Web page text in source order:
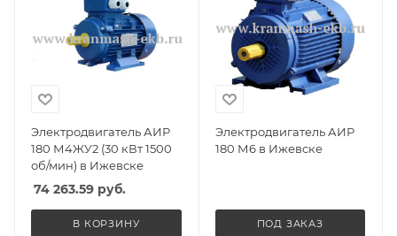
Электродвигатель АИР
180 М4ЖУ2 (30 кВт 1500
об/мин) в Ижевске
74 263.59 руб.
В КОРЗИНУ
Электродвигатель АИР
180 М6 в Ижевске
ПОД ЗАКАЗ